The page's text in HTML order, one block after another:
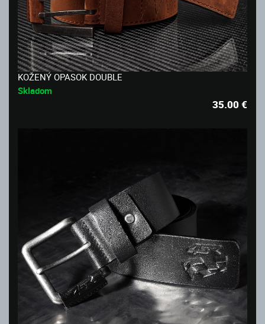
KOŽENÝ OPASOK DOUBLE
Skladom
35.00€